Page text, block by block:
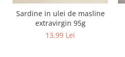
Sardine in ulei de masline
extravirgin 95g
13,99 Lei